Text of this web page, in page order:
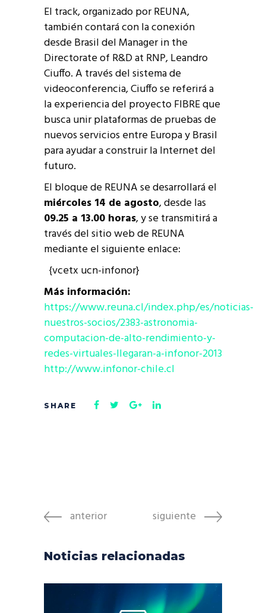
El track, organizado por REUNA,
también contará con la conexión
desde Brasil del Manager in the
Directorate of R&D at RNP, Leandro
Ciuffo. A través del sistema de
videoconferencia, Ciuffo se referirá a
la experiencia del proyecto FIBRE que
busca unir plataformas de pruebas de
nuevos servicios entre Europa y Brasil
para ayudar a construir la Internet del
futuro.
El bloque de REUNA se desarrollará el
miércoles 14 de agosto, desde las
09.25 a 13.00 horas, y se transmitirá a
través del sitio web de REUNA
mediante el siguiente enlace:
{vcetx ucn-infonor}
Más información:
https://www.reuna.cl/index.php/es/noticias-
nuestros-socios/2383-astronomia-
computacion-de-alto-rendimiento-y-
redes-virtuales-llegaran-a-infonor-2013
http://www.infonor-chile.cl
anterior siguiente
Noticias relacionadas